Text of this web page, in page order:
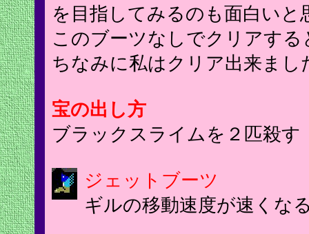
を目指してみるのも面白い
このブーツなしでクリアする
ちなみに私はクリア出来まし
宝の出し方
ブラックスライムを２匹殺す
ジェットブーツ
ギルの移動速度が速くな